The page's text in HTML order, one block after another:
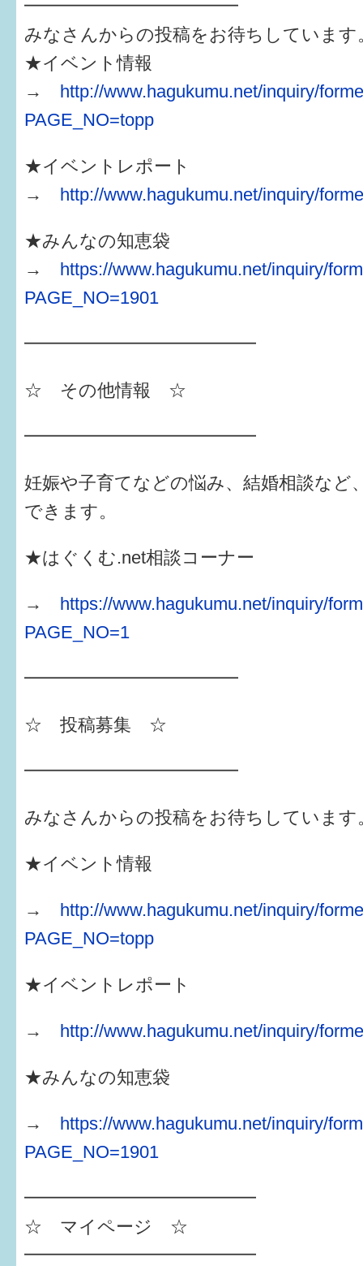
━━━━━━━━━━━━
みなさんからの投稿をお待ちしています
★イベント情報
→ http://www.hagukumu.net/inquiry/
PAGE_NO=topp
★イベントレポート
→ http://www.hagukumu.net/inquiry/
★みんなの知恵袋
→ https://www.hagukumu.net/inquiry/
PAGE_NO=1901
━━━━━━━━━━━━━
☆ その他情報 ☆
━━━━━━━━━━━━━
妊娠や子育てなどの悩み、結婚相談など
できます。
★はぐくむ.net相談コーナー
→ https://www.hagukumu.net/inquiry/
PAGE_NO=1
━━━━━━━━━━━━
☆ 投稿募集 ☆
━━━━━━━━━━━━
みなさんからの投稿をお待ちしています
★イベント情報
→ http://www.hagukumu.net/inquiry/
PAGE_NO=topp
★イベントレポート
→ http://www.hagukumu.net/inquiry/
★みんなの知恵袋
→ https://www.hagukumu.net/inquiry/
PAGE_NO=1901
━━━━━━━━━━━━━
☆ マイページ ☆
━━━━━━━━━━━━━